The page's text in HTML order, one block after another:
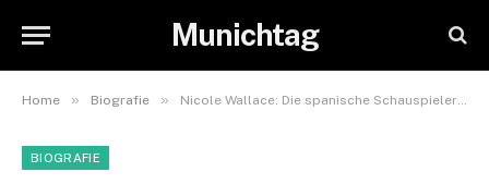
Munichtag
Home » Biografie » Nicole Wallace: Die spanische Schauspielerin, die die Welt im Sturm erobert
BIOGRAFIE